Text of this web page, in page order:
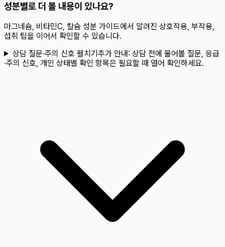
성분별로 더 볼 내용이 있나요?
마그네슘, 비타민C, 칼슘 성분 가이드에서 알려진 상호작용, 부작용,
섭취 팁을 이어서 확인할 수 있습니다.
상담 질문·주의 신호 펼치기추가 안내: 상담 전에 물어볼 질문, 응급
·주의 신호, 개인 상태별 확인 항목은 필요할 때 열어 확인하세요.